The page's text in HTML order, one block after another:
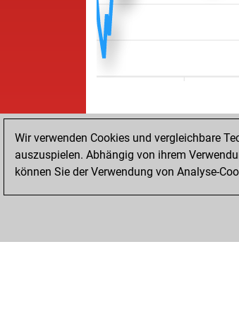
STARTSEITE
Wir verwenden Cookies und vergleichbare
auszuspielen. Abhängig von ihrem
können Sie der Verwendung von Analyse-